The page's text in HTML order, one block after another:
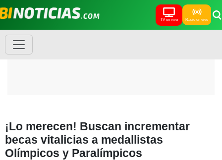
TV en vivo Radio en vivo
¡Lo merecen! Buscan incrementar
becas vitalicias a medallistas
Olímpicos y Paralímpicos